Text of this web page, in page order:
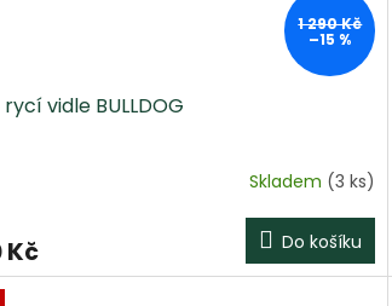
1 290 Kč
–15 %
vidle BULLDOG
Skladem (3 ks)
Kč Do košíku